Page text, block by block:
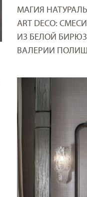
МАГИЯ
ART DECO:
ИЗ БЕЛОЙ
ВАЛЕРИИ